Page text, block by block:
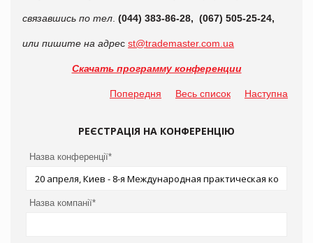
связавшись по тел. (044) 383-86-28, (067) 505-25-24,
или пишите на адрес st@trademaster.com.ua
Скачать программу конференции
Попередня Весь список Наступна
РЕЄСТРАЦІЯ НА КОНФЕРЕНЦІЮ
Назва конференції*
Назва компанії*